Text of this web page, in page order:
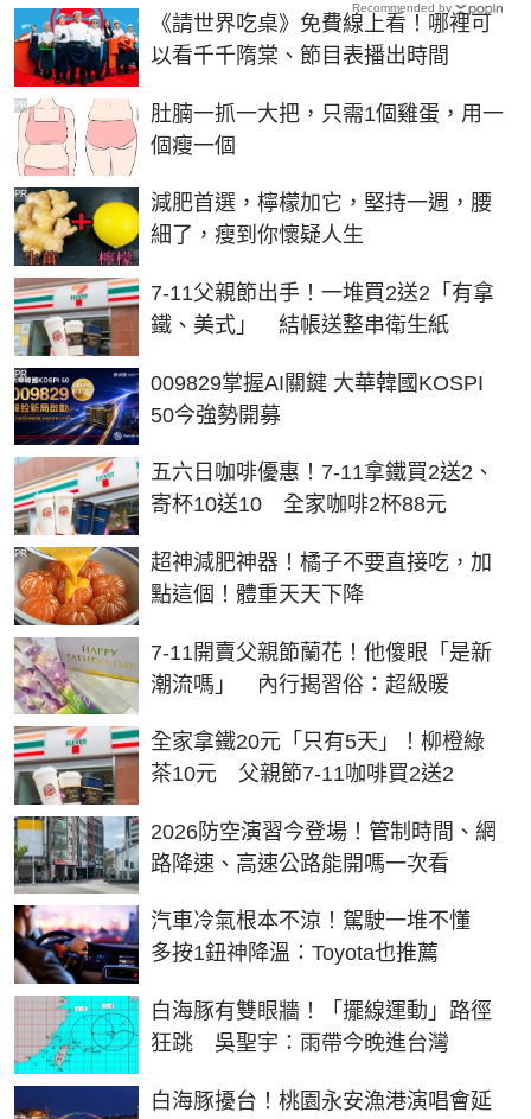
《請世界吃桌》免費線上看！哪裡可
以看千千隋棠、節目表播出時間
肚腩一抓一大把，只需1個雞蛋，用一
個瘦一個
PR
減肥首選，檸檬加它，堅持一週，腰
細了，瘦到你懷疑人生
PR
7-11父親節出手！一堆買2送2「有拿
鐵、美式」 結帳送整串衛生紙
009829掌握AI關鍵 大華韓國KOSPI
50今強勢開募
PR
五六日咖啡優惠！7-11拿鐵買2送2、
寄杯10送10 全家咖啡2杯88元
超神減肥神器！橘子不要直接吃，加
點這個！體重天天下降
PR
7-11開賣父親節蘭花！他傻眼「是新
潮流嗎」 內行揭習俗：超級暖
全家拿鐵20元「只有5天」！柳橙綠
茶10元 父親節7-11咖啡買2送2
2026防空演習今登場！管制時間、網
路降速、高速公路能開嗎一次看
汽車冷氣根本不涼！駕駛一堆不懂
多按1鈕神降溫：Toyota也推薦
白海豚有雙眼牆！「擺線運動」路徑
狂跳 吳聖宇：雨帶今晚進台灣
白海豚擾台！桃園永安漁港演唱會延
Recommended by